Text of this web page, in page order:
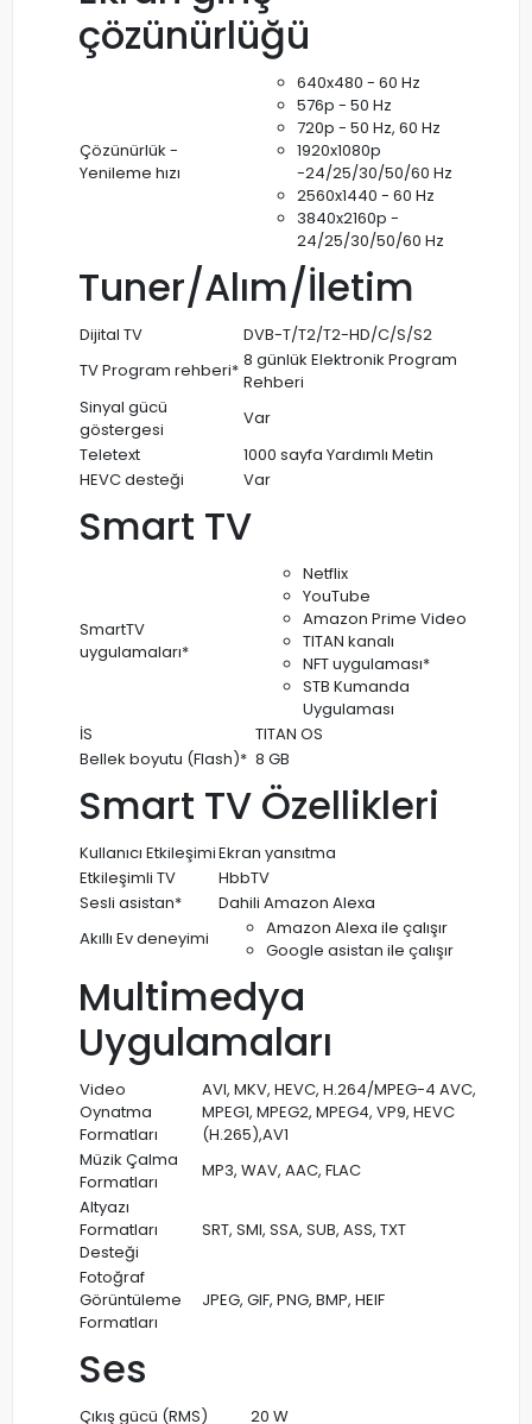
çözünürlüğü
Çözünürlük -
Yenileme hızı
640x480 - 60 Hz
576p - 50 Hz
720p - 50 Hz, 60 Hz
1920x1080p
-24/25/30/50/60 Hz
2560x1440 - 60 Hz
3840x2160p -
24/25/30/50/60 Hz
Tuner/Alım/İletim
Dijital TV
DVB-T/T2/T2-HD/C/S/S2
TV Program rehberi* 8 günlük Elektronik Program
Rehberi
Sinyal gücü
göstergesi
Var
Teletext
1000 sayfa Yardımlı Metin
HEVC desteği
Var
Smart TV
SmartTV
uygulamaları*
Netflix
YouTube
Amazon Prime Video
TITAN kanalı
NFT uygulaması*
STB Kumanda
Uygulaması
İS
TITAN OS
Bellek boyutu (Flash)* 8 GB
Smart TV Özellikleri
Kullanıcı EtkileşimiEkran yansıtma
Etkileşimli TV
HbbTV
Sesli asistan*
Dahili Amazon Alexa
Akıllı Ev deneyimi
Amazon Alexa ile çalışır
Google asistan ile çalışır
Multimedya
Uygulamaları
Video
Oynatma
Formatları
AVI, MKV, HEVC, H.264/MPEG-4 AVC,
MPEG1, MPEG2, MPEG4, VP9, HEVC
(H.265),AV1
Müzik Çalma
Formatları
MP3, WAV, AAC, FLAC
Altyazı
Formatları
Desteği
SRT, SMI, SSA, SUB, ASS, TXT
Fotoğraf
Görüntüleme
Formatları
JPEG, GIF, PNG, BMP, HEIF
Ses
Çıkış gücü (RMS) 20 W